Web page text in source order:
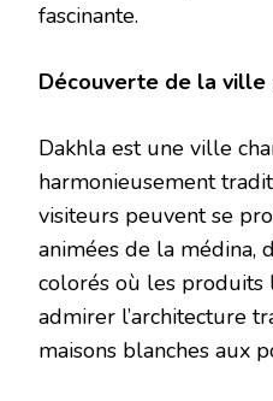
fascinante.
Découverte de la ville
Dakhla est une ville
harmonieusement
visiteurs peuvent se
animées de la médina,
colorés où les produits
admirer l’architecture
maisons blanches aux